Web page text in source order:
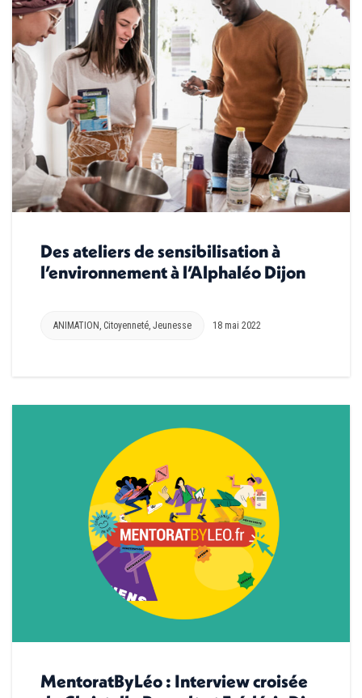
Des ateliers de sensibilisation à
l’environnement à l’Alphaléo Dijon
ANIMATION , Citoyenneté, Jeunesse 18 mai 2022
MentoratByLéo : Interview croisée